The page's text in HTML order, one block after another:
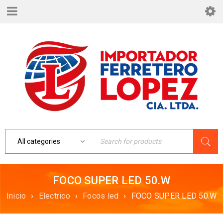
FOCO SUPER LED 50.W
Inicio › Electrico › Focos led › FOCO SUPER LED 50.W